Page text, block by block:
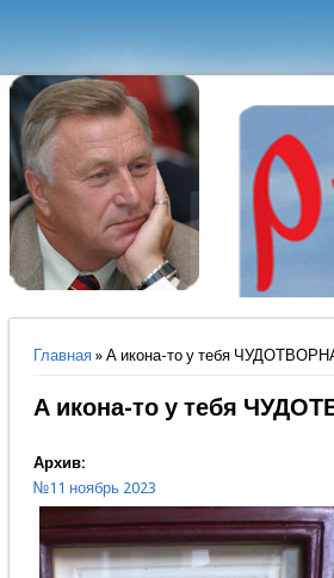
Вы здесь
Главная» А икона-то у тебя
А икона-то у тебя
Архив:
№11 ноябрь 2023